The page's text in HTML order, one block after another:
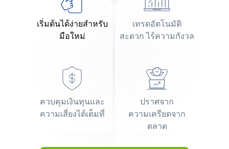
เริ่มต้นได้ง่ายสำหรับ
มือใหม่
เทรดอัตโนมัติ
สะดวก ไร้ความกังวล
ควบคุมเงินทุนและ
ความเสี่ยงได้เต็มที่
ปราศจาก
ความเครียดจาก
ตลาด
Global Brands Magazine Awards 2023
Best Copy Trading Platform 2025